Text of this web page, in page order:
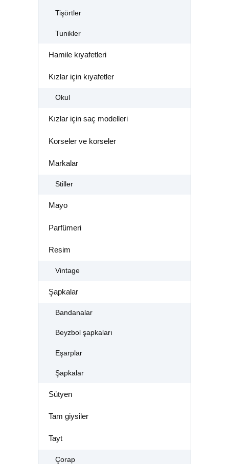
Tişörtler
Tunikler
Hamile kıyafetleri
Kızlar için kıyafetler
Okul
Kızlar için saç modelleri
Korseler ve korseler
Markalar
Stiller
Mayo
Parfümeri
Resim
Vintage
Şapkalar
Bandanalar
Beyzbol şapkaları
Eşarplar
Şapkalar
Sütyen
Tam giysiler
Tayt
Çorap